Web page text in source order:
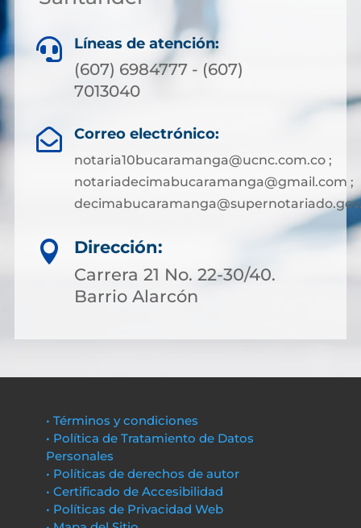
 Líneas de atención:
(607) 6984777 - (607)
7013040
 Correo electrónico:
notaria10bucaramanga@ucnc.com.co ;
notariadecimabucaramanga@gmail.com ;

Dirección:
Carrera 21 No. 22-30/40.
Barrio Alarcón
• Términos y condiciones
• Política de Tratamiento de Datos
Personales
• Políticas de derechos de autor
• Certificado de Accesibilidad
• Políticas de Privacidad Web